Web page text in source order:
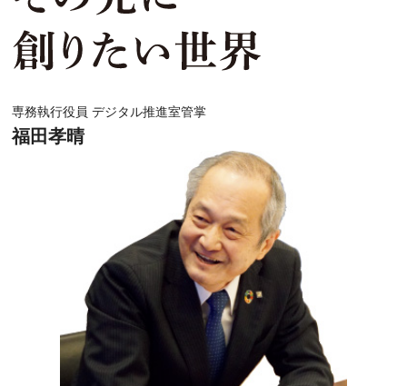
専務執行役員 デジタル推進室管掌
福田孝晴